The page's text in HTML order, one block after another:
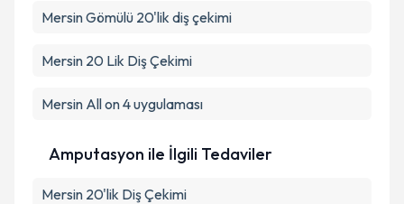
Mersin Gömülü 20'lik diş çekimi
Mersin 20 Lik Diş Çekimi
Mersin All on 4 uygulaması
Amputasyon ile İlgili Tedaviler
Mersin 20'lik Diş Çekimi